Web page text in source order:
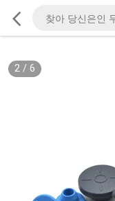
2/ 6